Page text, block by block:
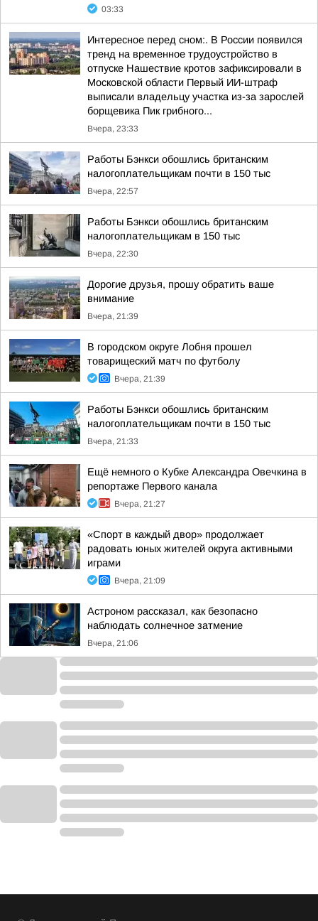
03:33
Интересное перед сном:. В России появился
тренд на временное трудоустройство в
отпуске Нашествие кротов зафиксировали в
Московской области Первый ИИ-штраф
выписали владельцу участка из-за зарослей
борщевика Пик грибного...
Вчера, 23:33
Работы Бэнкси обошлись британским
налогоплательщикам почти в 150 тыс
Вчера, 22:57
Работы Бэнкси обошлись британским
налогоплательщикам в 150 тыс
Вчера, 22:30
Дорогие друзья, прошу обратить ваше
внимание
Вчера, 21:39
В городском округе Лобня прошел
товарищеский матч по футболу
Вчера, 21:39
Работы Бэнкси обошлись британским
налогоплательщикам почти в 150 тыс
Вчера, 21:33
Ещё немного о Кубке Александра Овечкина в
репортаже Первого канала
Вчера, 21:27
«Спорт в каждый двор» продолжает
радовать юных жителей округа активными
играми
Вчера, 21:09
Астроном рассказал, как безопасно
наблюдать солнечное затмение
Вчера, 21:06